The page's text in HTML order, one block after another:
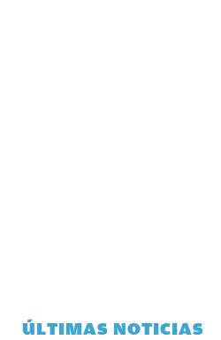
ÚLTIMAS NOTICIAS